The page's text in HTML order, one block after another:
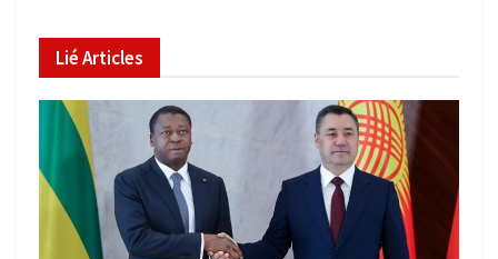
LiéArticles